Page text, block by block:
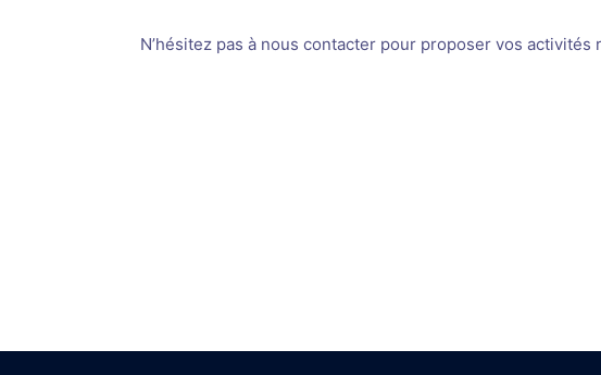
N’hésitez pas à nous contacter pour proposer vos